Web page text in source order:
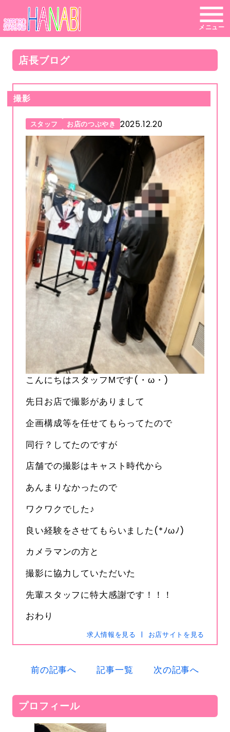
メニュー
24時間365日受付中です
店長ブログ
プロフィール
撮影
スタッフ お店のつぶやき 2025.12.20
こんにちはスタッフМです(・ω・)
先日お店で撮影がありまして
企画構成等を任せてもらってたので
同行？してたのですが
店舗での撮影はキャスト時代から
あんまりなかったので
ワクワクでした♪
良い経験をさせてもらいました(*ﾉωﾉ)
カメラマンの方と
撮影に協力していただいた
先輩スタッフに特大感謝です！！！
おわり
求人情報を見る お店サイトを見る
前の記事へ 記事一覧 次の記事へ